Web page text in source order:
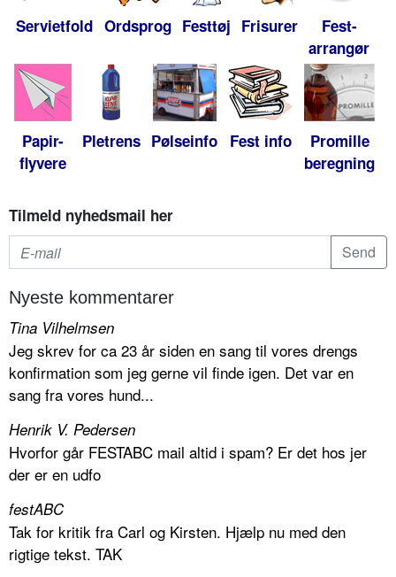
Servietfold Ordsprog Festtøj Frisurer
Fest-
arrangør
Papir-
flyvere
Pletrens Pølseinfo Fest info
Promille
beregning
Tilmeld nyhedsmail her
Nyeste kommentarer
Tina Vilhelmsen
Jeg skrev for ca 23 år siden en sang til vores drengs
konfirmation som jeg gerne vil finde igen. Det var en
sang fra vores hund...
Henrik V. Pedersen
Hvorfor går FESTABC mail altid i spam? Er det hos jer
der er en udfo
festABC
Tak for kritik fra Carl og Kirsten. Hjælp nu med den
rigtige tekst. TAK